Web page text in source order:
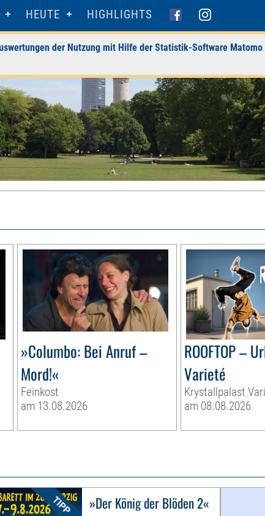
HEUTE HIGHLIGHTS
der Nutzung mit Hilfe der Statistik-Software
»Columbo: Bei Anruf –
Mord!«
Feinkost
am 13.08.2026
ROOFTOP –
Varieté
Krystallpalast
am 08.08.2026
»Der König der Blöden 2«